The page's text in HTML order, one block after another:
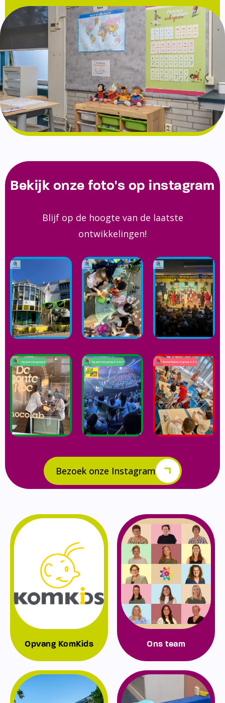
Bekijk onze foto's op instagram
Blijf op de hoogte van de laatste
ontwikkelingen!
Bezoek onze Instagram
Opvang KomKids Ons team